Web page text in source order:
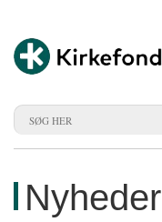
Nyheder